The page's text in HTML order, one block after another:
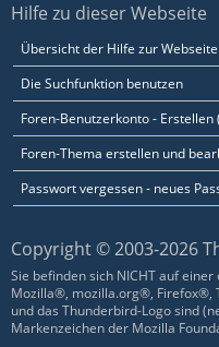
Hilfe zu dieser Webseite
Übersicht der Hilfe zur Webseite
Die Suchfunktion benutzen
Foren-Benutzerkonto -
Foren-Thema erstellen und
Passwort vergessen - neues
Copyright © 2003-2026
Sie befinden sich NICHT auf
Mozilla®, mozilla.org®, Firefox®,
und das Thunderbird-Logo sind
Markenzeichen der Mozilla